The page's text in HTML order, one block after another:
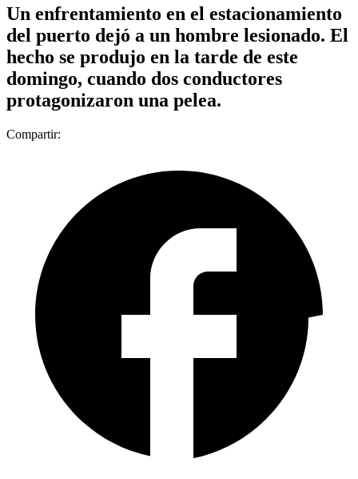
Un enfrentamiento en el estacionamiento
del puerto dejó a un hombre lesionado. El
hecho se produjo en la tarde de este
domingo, cuando dos conductores
protagonizaron una pelea.
Compartir: